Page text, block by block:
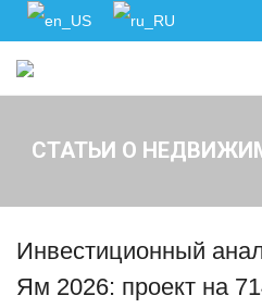
СТАТЬИ О
Инвестиционный
Ям 2026: проект на